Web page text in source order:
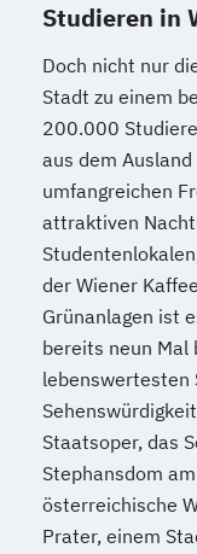
Studieren in
Doch nicht nur
Stadt zu einem
200.000
aus dem
umfangreichen
attraktiven
der Wiener
Grünanlagen ist
bereits neun Mal
lebenswertesten
Staatsoper, das
Stephansdom
österreichische
Prater, einem